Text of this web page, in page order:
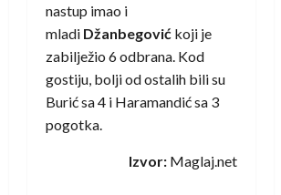
nastup imao i
mladi Džanbegović koji je
zabilježio 6 odbrana. Kod
gostiju, bolji od ostalih bili su
Burić sa 4 i Haramandić sa 3
pogotka.
Izvor:Maglaj.net